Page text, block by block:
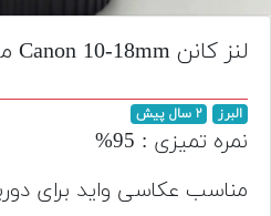
تجهیزات
مکث
افزودن
محصول
دست
لنز کانن Canon 10-18mm مشابه آکبند
البرز ۲ سال پیش
نمره تمیزی : 95%
مناسب عکاسی واید برای